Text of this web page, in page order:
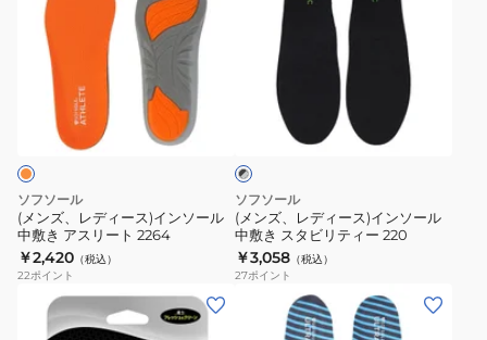
ズ、
イ
ン
ソ
ー
ル
ソフソール
(メンズ、レディース)インソール
中敷き アスリート 2264
￥2,420 （税込）
22ポイント
イ
ン
ソ
ー
ル
ブ
ラ
グ
レ
ー
ソフソール
(メンズ、レディース)インソール
中敷き スタビリティー 220
￥3,058 （税込）
27ポイント